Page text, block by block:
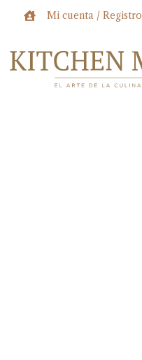
Mi cuenta / Registro